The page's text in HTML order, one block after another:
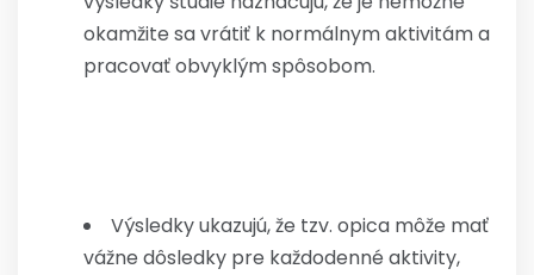
okamžite sa vrátiť k normálnym aktivitám a
pracovať obvyklým spôsobom.
Výsledky ukazujú, že tzv. opica môže mať
vážne dôsledky pre každodenné aktivity,